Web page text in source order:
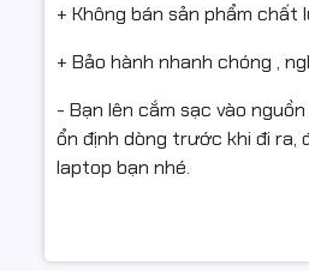
+ Không bán sản phẩm
+ Bảo hành nhanh chóng ,
- Bạn lên cắm sạc vào
ổn định dòng trước khi đi ra,
laptop bạn nhé.